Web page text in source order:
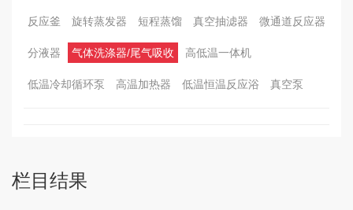
反应釜 旋转蒸发器 短程蒸馏 真空抽滤器 微通道反应器
分液器 气体洗涤器/尾气吸收 高低温一体机
低温冷却循环泵 高温加热器 低温恒温反应浴 真空泵
栏目结果